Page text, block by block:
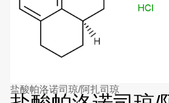
盐酸帕洛诺司琼/阿扎司琼